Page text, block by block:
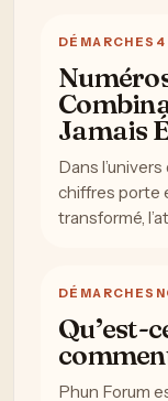
DÉMARCHES
Jamais
Dans
chiffres porte
transformé,
DÉMARCHES
Qu’est-
Phun Forum